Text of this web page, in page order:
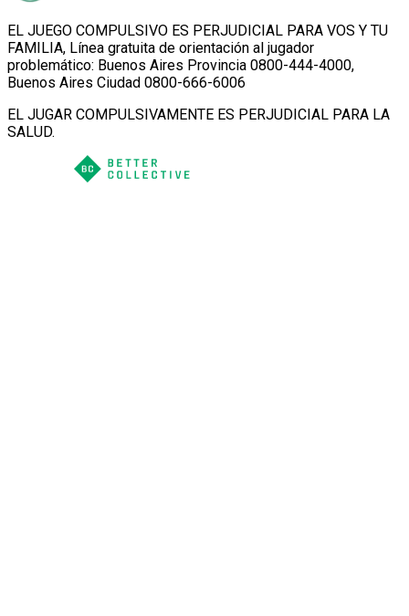
EL JUEGO COMPULSIVO ES PERJUDICIAL PARA VOS Y TU
FAMILIA, Línea gratuita de orientación al jugador
problemático: Buenos Aires Provincia 0800-444-4000,
Buenos Aires Ciudad 0800-666-6006
EL JUGAR COMPULSIVAMENTE ES PERJUDICIAL PARA LA
SALUD.